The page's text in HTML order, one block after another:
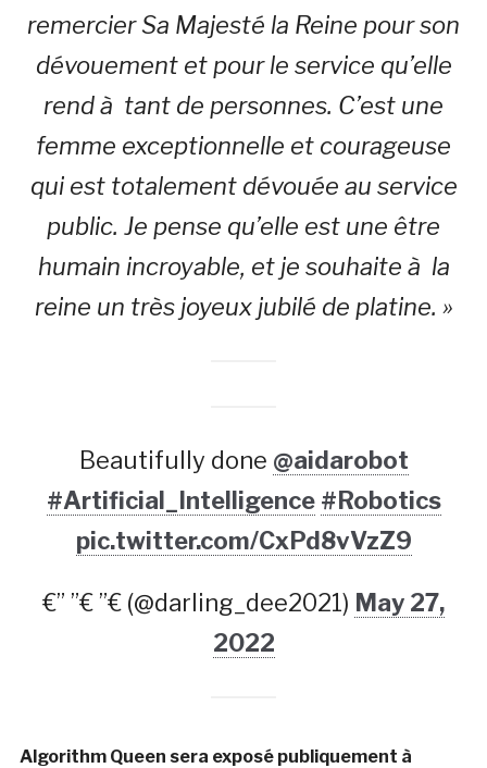
remercier Sa Majesté la Reine pour son
dévouement et pour le service qu’elle
rend à tant de personnes. C’est une
femme exceptionnelle et courageuse
qui est totalement dévouée au service
public. Je pense qu’elle est une être
humain incroyable, et je souhaite à la
reine un très joyeux jubilé de platine. »
Beautifully done @aidarobot
#Artificial_Intelligence #Robotics
pic.twitter.com/CxPd8vVzZ9
€” ”€ ”€ (@darling_dee2021) May 27,
2022
Algorithm Queen sera exposé publiquement à